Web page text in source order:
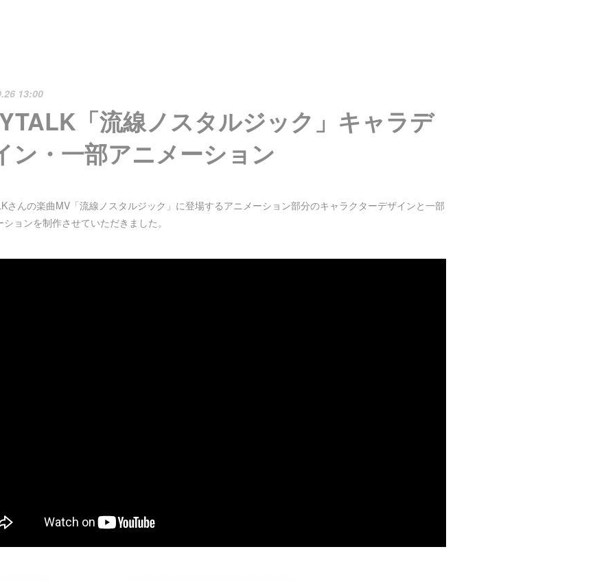
13:00
「流線ノスタルジック」キャラデ
ン・一部アニメーション
さんの楽曲MV「流線ノスタルジック」に登場するアニメーション部分のキャラクターデザインと一部
ションを制作させていただきました。